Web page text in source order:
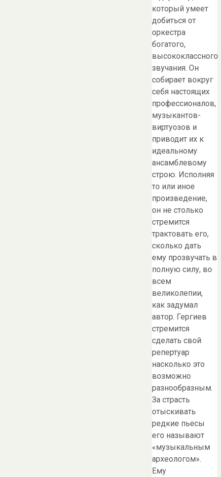
который умеет
добиться от
оркестра
богатого,
высококлассного
звучания. Он
собирает вокруг
себя настоящих
профессионалов,
музыкантов-
виртуозов и
приводит их к
идеальному
ансамблевому
строю. Исполняя
то или иное
произведение,
он не столько
стремится
трактовать его,
сколько дать
ему прозвучать в
полную силу, во
всем
великолепии,
как задумал
автор. Гергиев
стремится
сделать свой
репертуар
насколько это
возможно
разнообразным.
За страсть
отыскивать
редкие пьесы
его называют
«музыкальным
археологом».
Ему